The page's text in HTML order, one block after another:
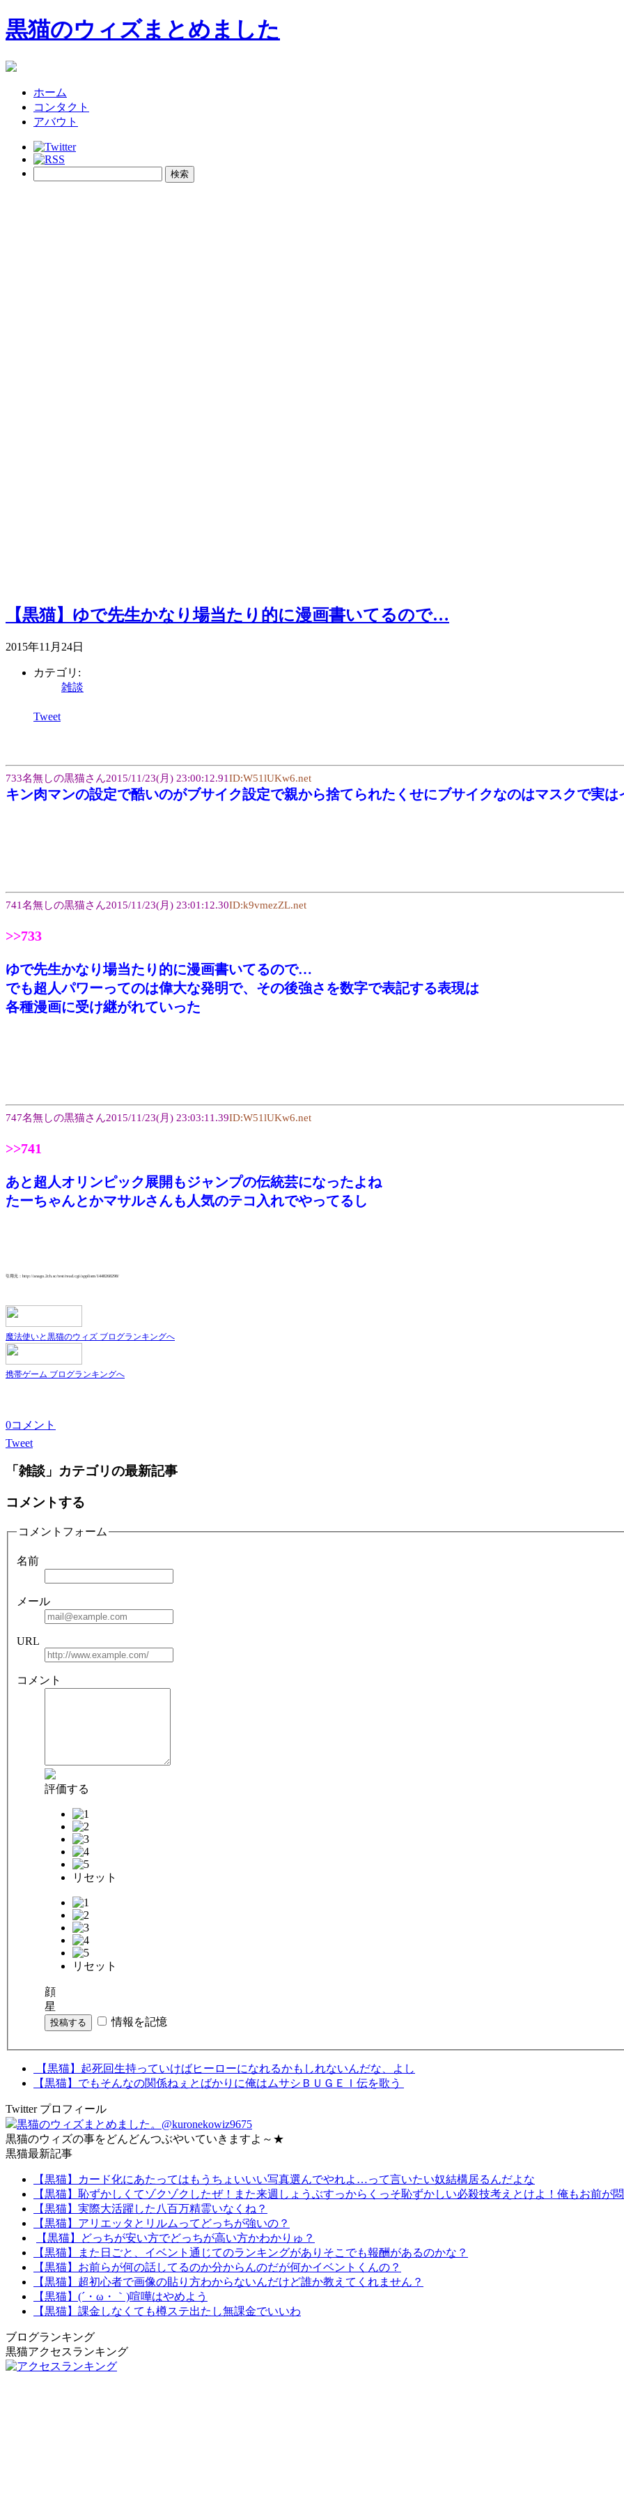
黒猫のウィズまとめました
ホーム
コンタクト
アバウト
【黒猫】ゆで先生かなり場当たり的に漫画書いてるので…
2015年11月24日
カテゴリ:
雑談
Tweet
733名無しの黒猫さん2015/11/23(月) 23:00:12.91ID:W51lUKw6.net
キン肉マンの設定で酷いのがブサイク設定で親から捨てられたくせにブサイクなのはマスクで実は
741名無しの黒猫さん2015/11/23(月) 23:01:12.30ID:k9vmezZL.net
>>733
ゆで先生かなり場当たり的に漫画書いてるので…
でも超人パワーってのは偉大な発明で、その後強さを数字で表記する表現は
各種漫画に受け継がれていった
747名無しの黒猫さん2015/11/23(月) 23:03:11.39ID:W51lUKw6.net
>>741
あと超人オリンピック展開もジャンプの伝統芸になったよね
たーちゃんとかマサルさんも人気のテコ入れでやってるし
引用元：http://anago.2ch.sc/test/read.cgi/applism/1448268298/
魔法使いと黒猫のウィズ ブログランキングへ
携帯ゲーム ブログランキングへ
0コメント
Tweet
「雑談」カテゴリの最新記事
コメントする
コメントフォーム
名前
メール
URL
コメント
評価する
リセット
リセット
顔
星
投稿する 情報を記憶
【黒猫】起死回生持っていけばヒーローになれるかもしれないんだな、よし
【黒猫】でもそんなの関係ねぇとばかりに俺はムサシＢＵＧＥＩ伝を歌う
Twitter プロフィール
黒猫のウィズまとめました。 @kuronekowiz9675
黒猫のウィズの事をどんどんつぶやいていきますよ～★
黒猫最新記事
【黒猫】カード化にあたってはもうちょいいい写真選んでやれよ…って言いたい奴結構居るんだよな
【黒猫】恥ずかしくてゾクゾクしたぜ！また来週しょうぶすっからくっそ恥ずかしい必殺技考えとけよ！俺もお前
【黒猫】実際大活躍した八百万精霊いなくね？
【黒猫】アリエッタとリルムってどっちが強いの？
【黒猫】どっちが安い方でどっちが高い方かわかりゅ？
【黒猫】また日ごと、イベント通じてのランキングがありそこでも報酬があるのかな？
【黒猫】お前らが何の話してるのか分からんのだが何かイベントくんの？
【黒猫】超初心者で画像の貼り方わからないんだけど誰か教えてくれません？
【黒猫】(´・ω・｀)喧嘩はやめよう
【黒猫】課金しなくても樽ステ出たし無課金でいいわ
ブログランキング
黒猫アクセスランキング